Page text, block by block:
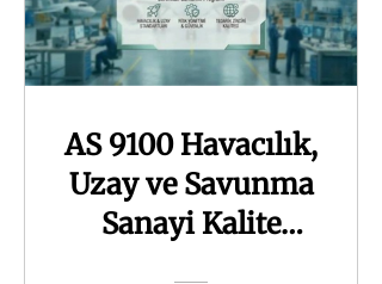
AS 9100 Havacılık,
Uzay ve Savunma
Sanayi Kalite